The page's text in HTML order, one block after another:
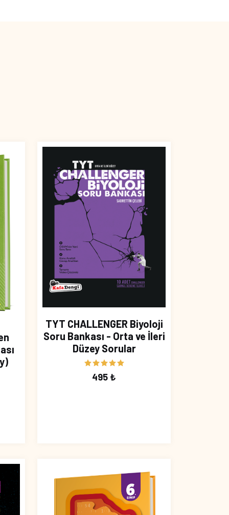
TYT CHALLENGER Biyoloji
Soru Bankası - Orta ve İleri
Düzey Sorular
495 ₺